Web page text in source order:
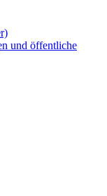
und öffentliche